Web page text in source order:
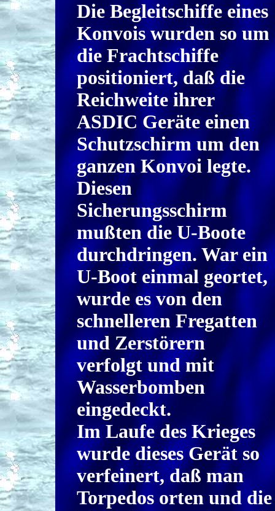
Die Begleitschiffe eines
Konvois wurden so um
die Frachtschiffe
positioniert, daß die
Reichweite ihrer
ASDIC Geräte einen
Schutzschirm um den
ganzen Konvoi legte.
Diesen
Sicherungsschirm
mußten die U-Boote
durchdringen. War ein
U-Boot einmal geortet,
wurde es von den
schnelleren Fregatten
und Zerstörern
verfolgt und mit
Wasserbomben
eingedeckt.
Im Laufe des Krieges
wurde dieses Gerät so
verfeinert, daß man
Torpedos orten und die